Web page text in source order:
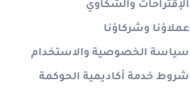
الإقتراحات والشكاوي
عملاؤنا وشركاؤنا
سياسة الخصوصية والاستخدام
شروط خدمة أكاديمية الحوكمة